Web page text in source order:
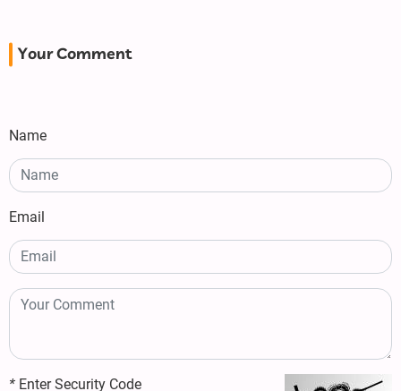
Your Comment
Name
Email
* Enter Security Code